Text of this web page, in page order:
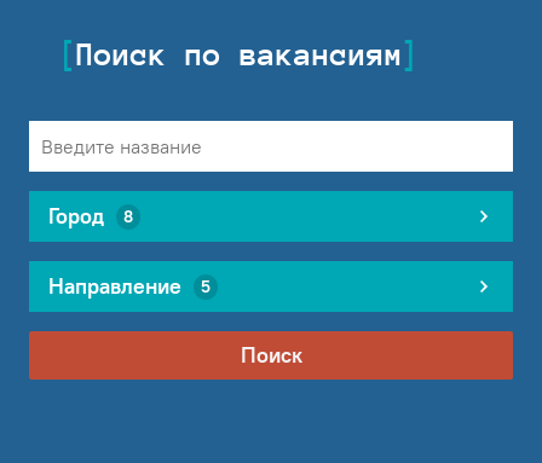
Поиск по вакансиям
Город 8
Направление 5
Поиск